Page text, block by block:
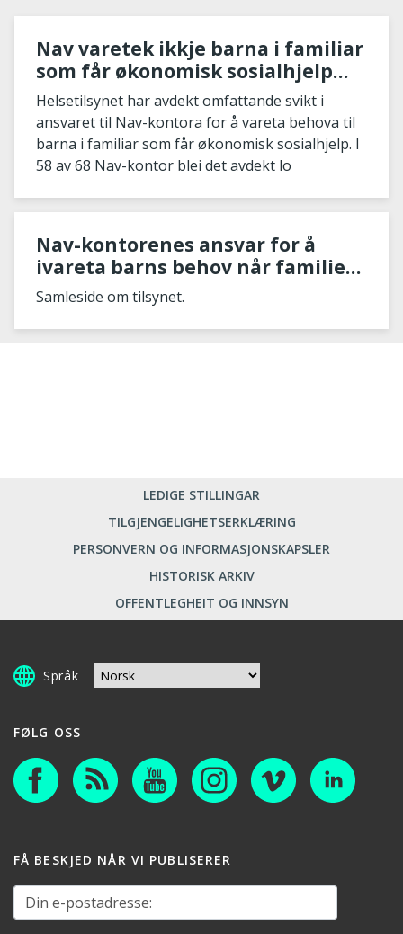
Nav varetek ikkje barna i familiar
som får økonomisk sosialhjelp
godt nok
Helsetilsynet har avdekt omfattande svikt i
ansvaret til Nav-kontora for å vareta behova til
barna i familiar som får økonomisk sosialhjelp. I
58 av 68 Nav-kontor blei det avdekt lo
Nav-kontorenes ansvar for å
ivareta barns behov når familien
søker økonomisk stønad
Samleside om tilsynet.
LEDIGE STILLINGAR
TILGJENGELIGHETSERKLÆRING
PERSONVERN OG INFORMASJONSKAPSLER
HISTORISK ARKIV
OFFENTLEGHEIT OG INNSYN
Språk
FØLG OSS
FÅ BESKJED NÅR VI PUBLISERER
Din e-postadresse: